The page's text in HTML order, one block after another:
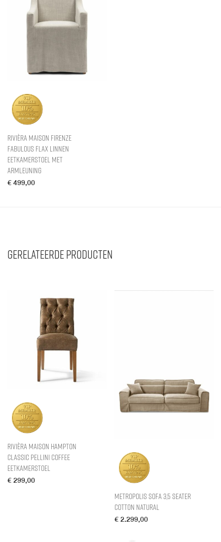
Rivièra Maison Firenze
Fabulous Flax Linnen
Eetkamerstoel met
armleuning
€ 499,00
Gerelateerde producten
Rivièra Maison Hampton
Classic Pellini Coffee
Eetkamerstoel
€ 299,00
Metropolis Sofa 3,5 Seater
Cotton Natural
€ 2.299,00